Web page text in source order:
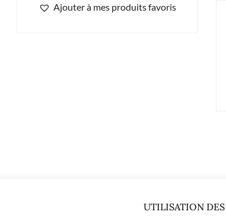
Ajouter à mes produits favoris
UTILISATION